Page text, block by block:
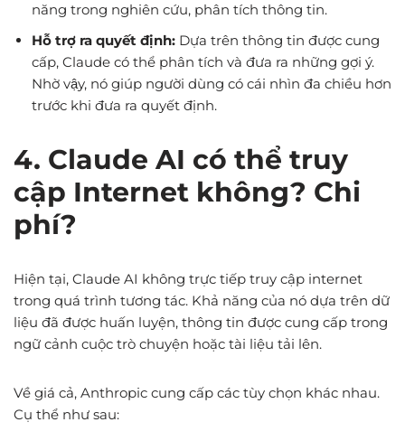
năng trong nghiên cứu, phân tích thông tin.
Hỗ trợ ra quyết định: Dựa trên thông tin được cung
cấp, Claude có thể phân tích và đưa ra những gợi ý.
Nhờ vậy, nó giúp người dùng có cái nhìn đa chiều hơn
trước khi đưa ra quyết định.
4. Claude AI có thể truy
cập Internet không? Chi
phí?
Hiện tại, Claude AI không trực tiếp truy cập internet
trong quá trình tương tác. Khả năng của nó dựa trên dữ
liệu đã được huấn luyện, thông tin được cung cấp trong
ngữ cảnh cuộc trò chuyện hoặc tài liệu tải lên.
Về giá cả, Anthropic cung cấp các tùy chọn khác nhau.
Cụ thể như sau: